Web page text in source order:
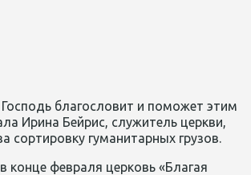
благословит и поможет этим
Ирина Бейрис, служитель церкви,
сортировку гуманитарных грузов.
конце февраля церковь «Благая